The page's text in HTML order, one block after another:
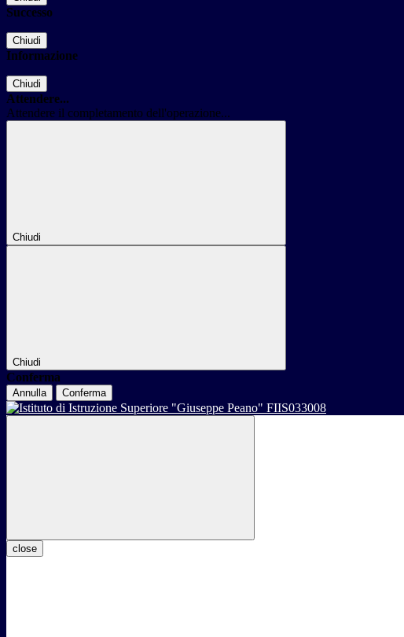
Successo
Chiudi
Informazione
Chiudi
Attendere...
Attendere il completamento dell'operazione...
Chiudi
Chiudi
Conferma
Annulla Conferma
close